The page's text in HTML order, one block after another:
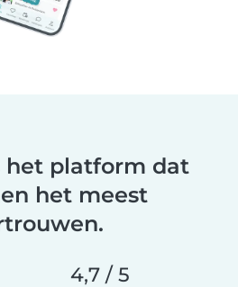
het platform dat
het meest
4,7 / 5